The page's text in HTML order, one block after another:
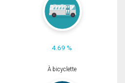
4.69 %
À bicyclette